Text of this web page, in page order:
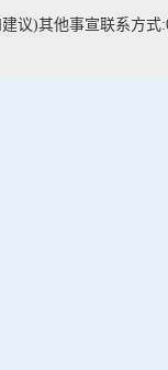
议)其他事宣联系方式